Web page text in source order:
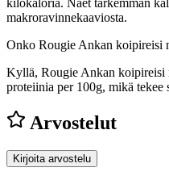
makroravinnekaaviosta.
Onko Rougie Ankan koipireisi
Kyllä, Rougie Ankan koipireisi
proteiinia per 100g, mikä
Arvostelut
Kirjoita arvostelu